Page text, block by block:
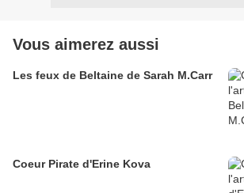
Vous aimerez aussi
Les feux de Beltaine de Sarah M.Carr
Coeur Pirate d'Erine Kova